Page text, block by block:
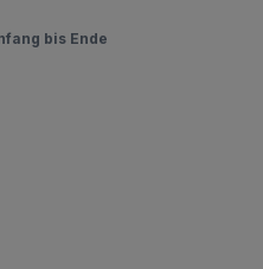
bis Ende